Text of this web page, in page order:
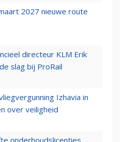
2027 nieuwe route
directeur KLM Erik
slag bij ProRail
Izhavia in
over veiligheid